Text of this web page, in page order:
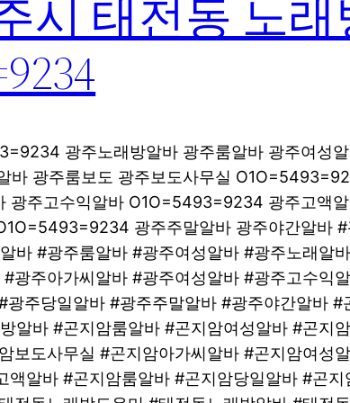
시 태전동 노
광주노래방알바 광주룸알바 광주여성
바 광주룸보도 광주보도사무실
광주고수익알바 O1O=5493=9234 광주고액
광주주말알바 광주야간알바
바 #광주룸알바 #광주여성알바 #광주노래알
광주아가씨알바 #광주여성알바 #광주고수익
주당일알바 #광주주말알바 #광주야간알바 #
알바 #곤지암룸알바 #곤지암여성알바 #곤지
보도사무실 #곤지암아가씨알바 #곤지암여성
액알바 #곤지암룸알바 #곤지암당일알바 #곤지